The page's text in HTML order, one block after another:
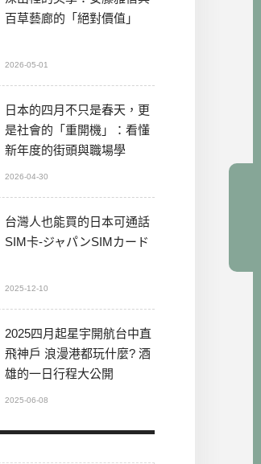
百草藝廊的「絕對價值」
2026-05-01
日本的四月不只是春天，更
是社會的「重開機」：看懂
新年度的街頭與職場學
2026-04-30
台灣人也能買的日本可通話
SIM卡-ジャパンSIMカード
2025-12-10
2025四月起星宇開航台中直
飛神戶 浪漫港都玩什麼? 酒
雄的一日行程大公開
2025-06-08